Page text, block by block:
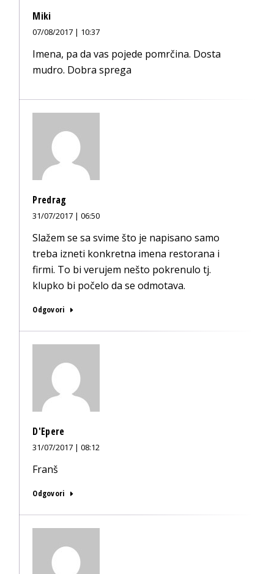
Miki
07/08/2017 | 10:37
Imena, pa da vas pojede pomrčina. Dosta
mudro. Dobra sprega
Predrag
31/07/2017 | 06:50
Slažem se sa svime što je napisano samo
treba izneti konkretna imena restorana i
firmi. To bi verujem nešto pokrenulo tj.
klupko bi počelo da se odmotava.
Odgovori
D'Epere
31/07/2017 | 08:12
Franš
Odgovori